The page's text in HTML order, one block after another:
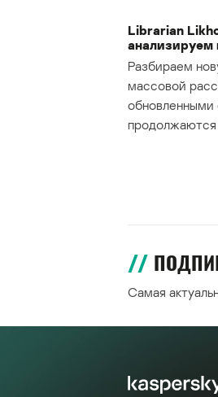
Librarian
анализируем
Разбираем
массовой
обновленными
продолжаются
Самая